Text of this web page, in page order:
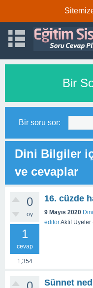
Bir
Bir soru sor:
Dini Bilgiler
ve cevaplar
0
oy
1
cevap
1,354
16. cüzde
9 Mayıs 2020
editorAktif Üyeler
Sünnet